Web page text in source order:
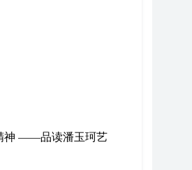
神 ——品读潘玉珂艺